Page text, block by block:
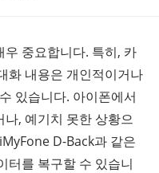
중요합니다. 특히, 카
화 내용은 개인적이거나
있습니다. 아이폰에서
, 예기치 못한 상황으
D-Back과 같은
터를 복구할 수 있습니